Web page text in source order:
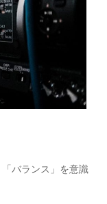
バランス」を意識